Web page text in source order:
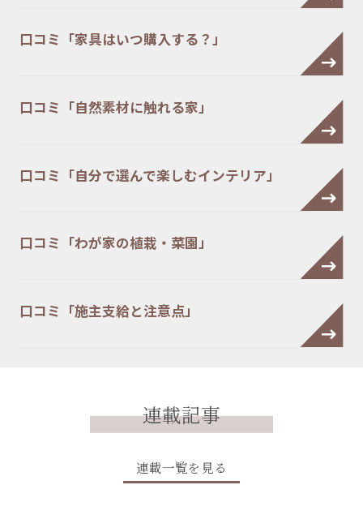
口コミ「家具はいつ購入する？」
口コミ「自然素材に触れる家」
口コミ「自分で選んで楽しむインテリア」
口コミ「わが家の植栽・菜園」
口コミ「施主支給と注意点」
連載記事
連載一覧を見る